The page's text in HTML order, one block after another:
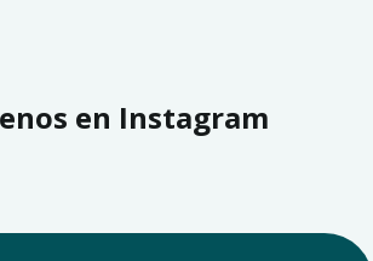
en Instagram